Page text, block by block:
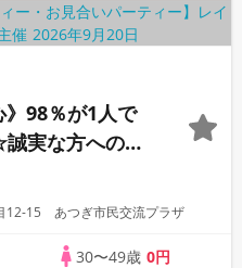
98％が1人で
実な方への婚
12-15 あつぎ市民交流プラザ
30〜49歳 0円